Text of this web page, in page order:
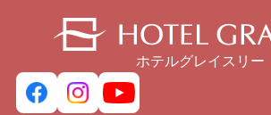
ホテルグレイスリー